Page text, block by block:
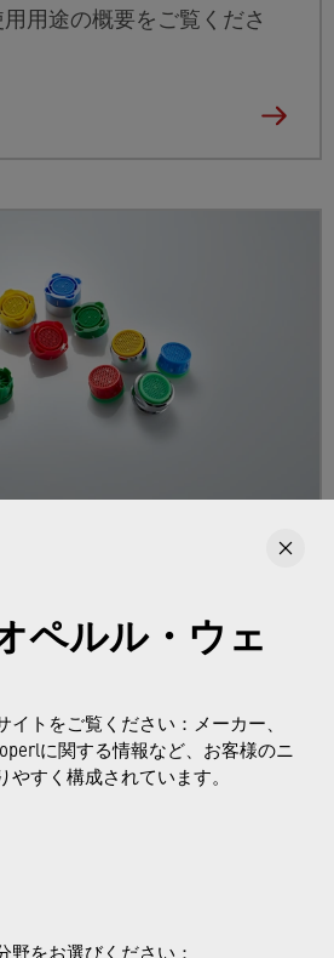
ペルル・ウェ
トをご覧ください：メーカー、
に関する情報など、お客様のニ
すく構成されています。
野をお選びください：
用途の概要をご覧くださ
プハニカム、ハニカム・ク
クリニックの各タイプ
特別に設計されており、ユ
テムが特徴です。